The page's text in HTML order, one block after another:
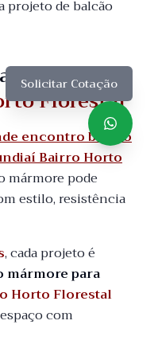
projeto de balcão
em
Florestal
encontro balcão
Bairro Horto
mármore pode
estilo, resistência
, cada projeto é
mármore para
Horto Florestal
com
Solicitar Cotação